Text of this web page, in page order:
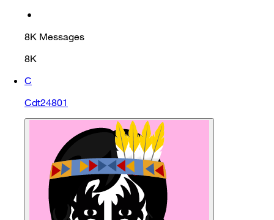
•
8K Messages
8K
C
Cdt24801